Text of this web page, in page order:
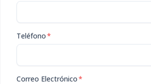
Teléfono*
Correo Electrónico*